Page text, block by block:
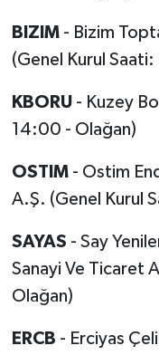
BIZIM- Bizim
(Genel Kurul
KBORU- Kuzey
14:00 - Olağan)
OSTIM- Ostim
A.Ş. (Genel Kurul
SAYAS - Say
Sanayi Ve Ticaret
Olağan)
ERCB - Erciyas